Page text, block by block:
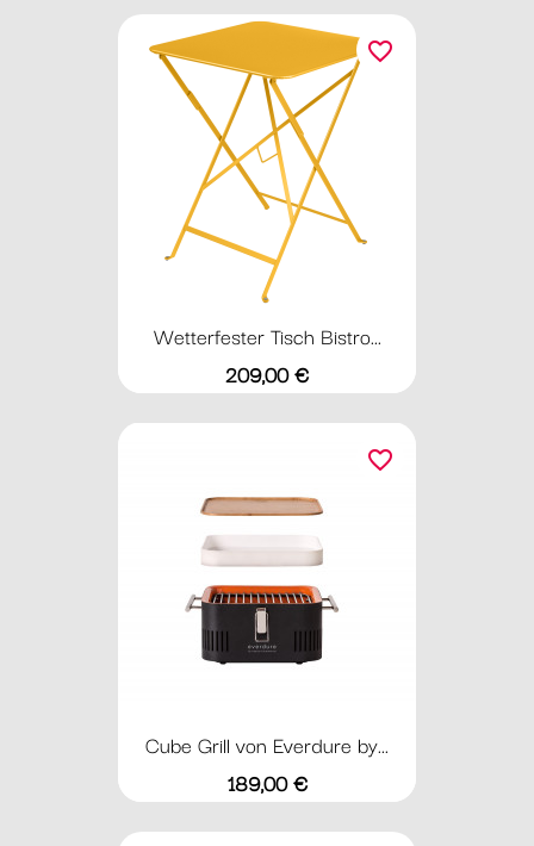
Wetterfester Tisch Bistro...
Preis
209,00 €
favorite_border
Cube Grill von Everdure by...
Preis
189,00 €
favorite_border